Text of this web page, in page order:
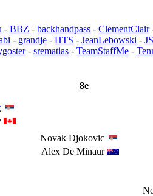
- BBZ - backhandpass - ClementClair
- grandje - HTS - JeanLebowski -
- srematias - TeamStaffMe -
8e
Novak Djokovic
Alex De Minaur